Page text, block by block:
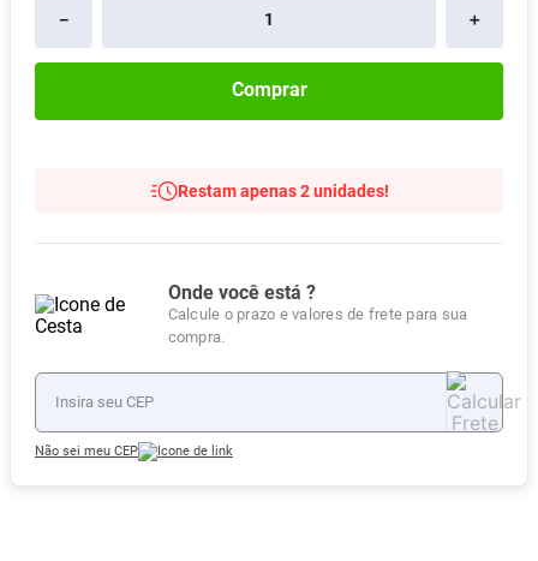
＋
－
Comprar
Restam apenas 2 unidades!
Onde você está ?
Calcule o prazo e valores de frete para sua
compra.
Não sei meu CEP